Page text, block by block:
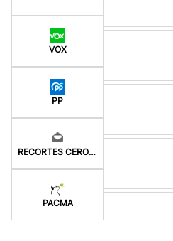
VOX
PP
RECORTES CERO-GV
PACMA